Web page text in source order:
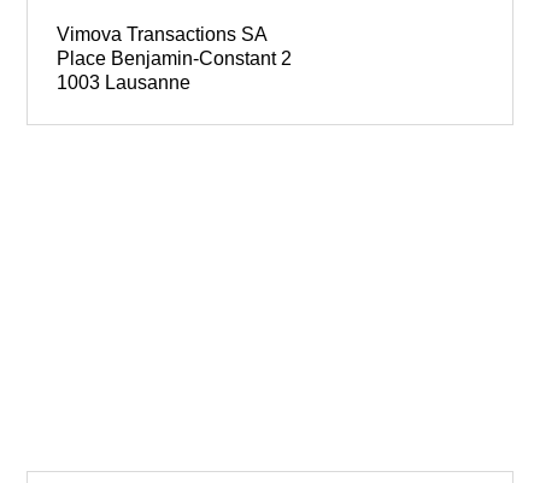
Vimova Transactions SA
Place Benjamin-Constant 2
1003 Lausanne